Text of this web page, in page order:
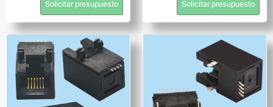
Solicitar presupuesto Solicitar presupuesto